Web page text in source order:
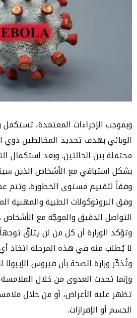
وبموجب الإجراءات المعتمدة، تستكمل
الوبائي بهدف تحديد المخالطين
محتملة بين الحالتين. وبعد استكمال
بشكل استباقي مع الأشخاص الذين
وفقاً لتقييم مستوى الخطورة. وتتم
وفق البروتوكولات الطبية والمهنية
التواصل الدقيق والموجّه مع
وتؤكد الوزارة أن كل من لن يتلقَّ
لا يُطلب منه في هذه المرحلة اتخاذ
وتُذكّر وزارة الصحة بأن فيروس الإيبولا
وإنما تحدث العدوى من خلال
تظهر عليه الأعراض، أو من خلال
الجسم أو الإفرازات.